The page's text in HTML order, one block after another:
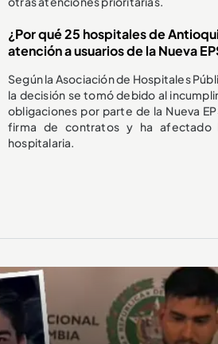
¿Por qué 25 hospitales de
atención a usuarios de la Nueva
Según la Asociación de Hospitales
la decisión se tomó debido al
obligaciones por parte de la Nueva
firma de contratos y ha afectado
hospitalaria.